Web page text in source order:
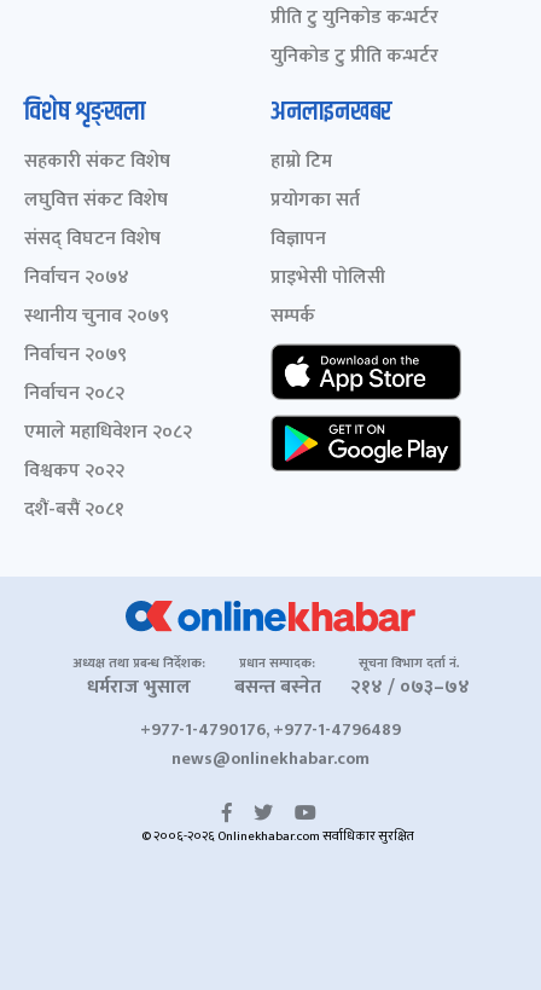
प्रीति टु युनिकोड कन्भर्टर
युनिकोड टु प्रीति कन्भर्टर
विशेष शृङ्खला
सहकारी संकट विशेष
लघुवित्त संकट विशेष
संसद् विघटन विशेष
निर्वाचन २०७४
स्थानीय चुनाव २०७९
निर्वाचन २०७९
निर्वाचन २०८२
एमाले महाधिवेशन २०८२
विश्वकप २०२२
दशैं-बसैं २०८१
अनलाइनखबर
हाम्रो टिम
प्रयोगका सर्त
विज्ञापन
प्राइभेसी पोलिसी
सम्पर्क
अध्यक्ष तथा प्रबन्ध निर्देशक:
धर्मराज भुसाल
प्रधान सम्पादक:
बसन्त बस्नेत
सूचना विभाग दर्ता नं.
२१४ / ०७३–७४
+977-1-4790176, +977-1-4796489
news@onlinekhabar.com
© २००६-२०२६ Onlinekhabar.com सर्वाधिकार सुरक्षित